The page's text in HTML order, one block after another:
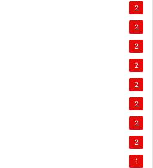
2
2
2
2
2
2
2
2
1